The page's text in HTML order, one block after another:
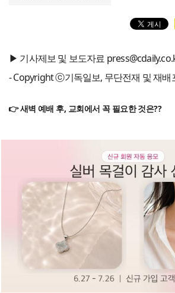
▶ 기사제보 및 보도자료
- Copyright ⓒ기독일보, 무단전재 및 재배
👉 새벽 예배 후, 교회에서 꼭 필요한 것은??